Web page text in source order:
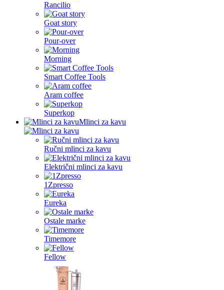
Rancilio
Goat story
Pour-over
Morning
Smart Coffee Tools
Aram coffee
Superkop
Mlinci za kavu
Ručni mlinci za kavu
Električni mlinci za kavu
1Zpresso
Eureka
Ostale marke
Timemore
Fellow